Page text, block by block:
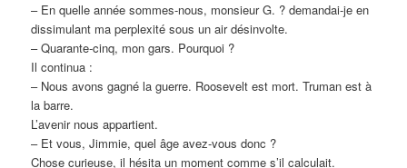
– En quelle année sommes-nous, monsieur G. ? demandai-je en
dissimulant ma perplexité sous un air désinvolte.
– Quarante-cinq, mon gars. Pourquoi ?
Il continua :
– Nous avons gagné la guerre. Roosevelt est mort. Truman est à
la barre.
L’avenir nous appartient.
– Et vous, Jimmie, quel âge avez-vous donc ?
Chose curieuse, il hésita un moment comme s’il calculait.